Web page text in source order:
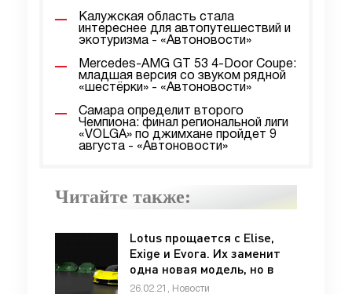
Калужская область стала
интереснее для автопутешествий и
экотуризма - «Автоновости»
Mercedes-AMG GT 53 4-Door Coupe:
младшая версия со звуком рядной
«шестёрки» - «Автоновости»
Самара определит второго
Чемпиона: финал региональной лиги
«VOLGA» по джимхане пройдет 9
августа - «Автоновости»
Читайте также:
Lotus прощается с Elise,
Exige и Evora. Их заменит
одна новая модель, но в
разных вариациях - «Lotus»
26.02.21, Новости